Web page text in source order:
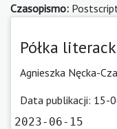
Czasopismo:
Półka
Agnieszka Nęcka-
Data publikacji: 15-
2023-06-15